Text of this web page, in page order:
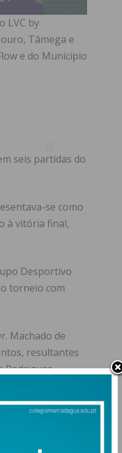
LVC by
Tâmega e
e do Município
seis partidas do
se como
à vitória final,
Desportivo
torneio com
Machado de
resultantes
Rodrigues.
com Tomás
e agora
federado.